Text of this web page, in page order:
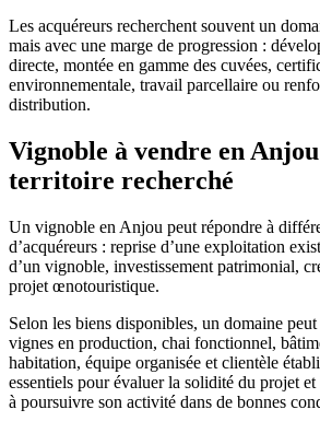
Les acquéreurs recherchent souvent un
mais avec une marge de progression :
directe, montée en gamme des cuvées,
environnementale, travail parcellaire ou
distribution.
Vignoble à vendre en
territoire recherché
Un vignoble en Anjou peut répondre à
d’acquéreurs : reprise d’une exploitation
d’un vignoble, investissement patrimonial,
projet œnotouristique.
Selon les biens disponibles, un domaine
vignes en production, chai fonctionnel,
habitation, équipe organisée et clientèle
essentiels pour évaluer la solidité du projet
à poursuivre son activité dans de bonnes